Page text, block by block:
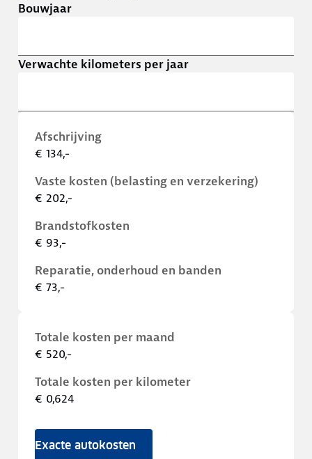
Bouwjaar
Verwachte kilometers per jaar
Afschrijving
€ 134,-
Vaste kosten (belasting en verzekering)
€ 202,-
Brandstofkosten
€ 93,-
Reparatie, onderhoud en banden
€ 73,-
Totale kosten per maand
€ 520,-
Totale kosten per kilometer
€ 0,624
Exacte autokosten